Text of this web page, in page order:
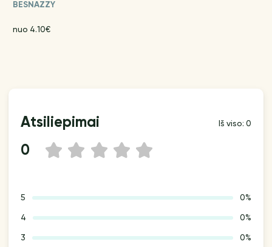
BESNAZZY
nuo 4.10€
Atsiliepimai Iš viso: 0
0 5
4
3
2
1
5 0%
4 0%
3 0%